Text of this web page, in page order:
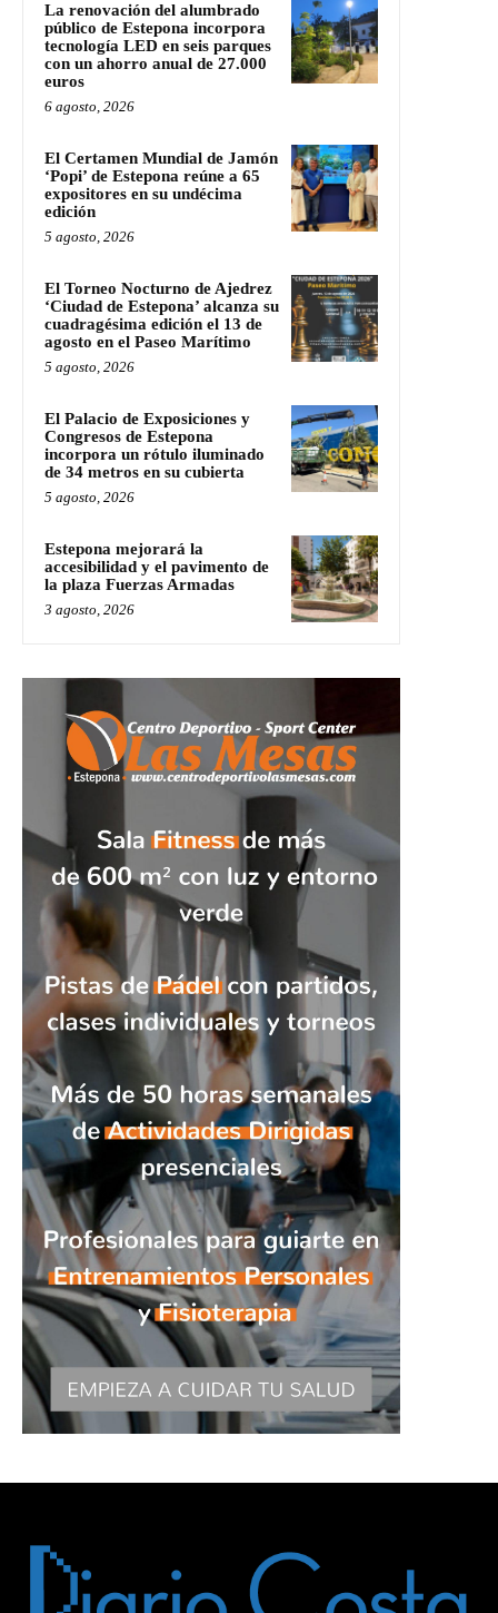
La renovación del alumbrado
público de Estepona incorpora
tecnología LED en seis parques
con un ahorro anual de 27.000
euros
6 agosto, 2026
El Certamen Mundial de Jamón
‘Popi’ de Estepona reúne a 65
expositores en su undécima
edición
5 agosto, 2026
El Torneo Nocturno de Ajedrez
‘Ciudad de Estepona’ alcanza su
cuadragésima edición el 13 de
agosto en el Paseo Marítimo
5 agosto, 2026
El Palacio de Exposiciones y
Congresos de Estepona
incorpora un rótulo iluminado
de 34 metros en su cubierta
5 agosto, 2026
Estepona mejorará la
accesibilidad y el pavimento de
la plaza Fuerzas Armadas
3 agosto, 2026